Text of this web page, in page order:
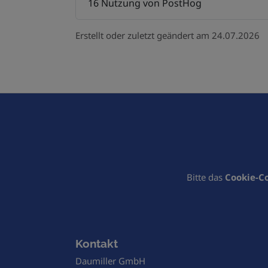
16 Nutzung von PostHog
Erstellt oder zuletzt geändert am 24.07.2026
Bitte das Cookie-
Footer - Kontaktdaten und Öffnungszeiten
Kontakt
Daumiller GmbH